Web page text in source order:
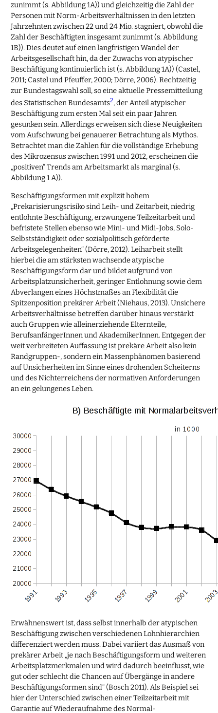
zunimmt (s. Abbildung 1A)) und gleichzeitig die Zahl der
Personen mit Norm-Arbeitsverhältnissen in den letzten
Jahrzehnten zwischen 22 und 24 Mio. stagniert, obwohl die
Zahl der Beschäftigten insgesamt zunimmt (s. Abbildung
1B)). Dies deutet auf einen langfristigen Wandel der
Arbeitsgesellschaft hin, da der Zuwachs von atypischer
Beschäftigung kontinuierlich ist (s. Abbildung 1A)) (Castel,
2011; Castel und Pfeuffer, 2000; Dörre, 2006). Rechtzeitig
zur Bundestagswahl soll, so eine aktuelle Pressemitteilung
des Statistischen Bundesamts2, der Anteil atypischer
Beschäftigung zum ersten Mal seit ein paar Jahren
gesunken sein. Allerdings erweisen sich diese Neuigkeiten
vom Aufschwung bei genauerer Betrachtung als Mythos.
Betrachtet man die Zahlen für die vollständige Erhebung
des Mikrozensus zwischen 1991 und 2012, erscheinen die
„positiven“ Trends am Arbeitsmarkt als marginal (s.
Abbildung 1 A)).
Beschäftigungsformen mit explizit hohem
„Prekarisierungsrisiko sind Leih- und Zeitarbeit, niedrig
entlohnte Beschäftigung, erzwungene Teilzeitarbeit und
befristete Stellen ebenso wie Mini- und Midi-Jobs, Solo-
Selbstständigkeit oder sozialpolitisch geförderte
Arbeitsgelegenheiten“ (Dörre, 2012). Leiharbeit stellt
hierbei die am stärksten wachsende atypische
Beschäftigungsform dar und bildet aufgrund von
Arbeitsplatzunsicherheit, geringer Entlohnung sowie dem
Abverlangen eines Höchstmaßes an Flexibilität die
Spitzenposition prekärer Arbeit (Niehaus, 2013). Unsichere
Arbeitsverhältnisse betreffen darüber hinaus verstärkt
auch Gruppen wie alleinerziehende Elternteile,
BerufsanfängerInnen und AkademikerInnen. Entgegen der
weit verbreiteten Auffassung ist prekäre Arbeit also kein
Randgruppen-, sondern ein Massenphänomen basierend
auf Unsicherheiten im Sinne eines drohenden Scheiterns
und des Nichterreichens der normativen Anforderungen
an ein gelungenes Leben.
Erwähnenswert ist, dass selbst innerhalb der atypischen
Beschäftigung zwischen verschiedenen Lohnhierarchien
differenziert werden muss. Dabei variiert das Ausmaß von
prekärer Arbeit „je nach Beschäftigungsform und weiteren
Arbeitsplatzmerkmalen und wird dadurch beeinflusst, wie
gut oder schlecht die Chancen auf Übergänge in andere
Beschäftigungsformen sind“ (Bosch 2011). Als Beispiel sei
hier der Unterschied zwischen einer Teilzeitarbeit mit
Garantie auf Wiederaufnahme des Normal-